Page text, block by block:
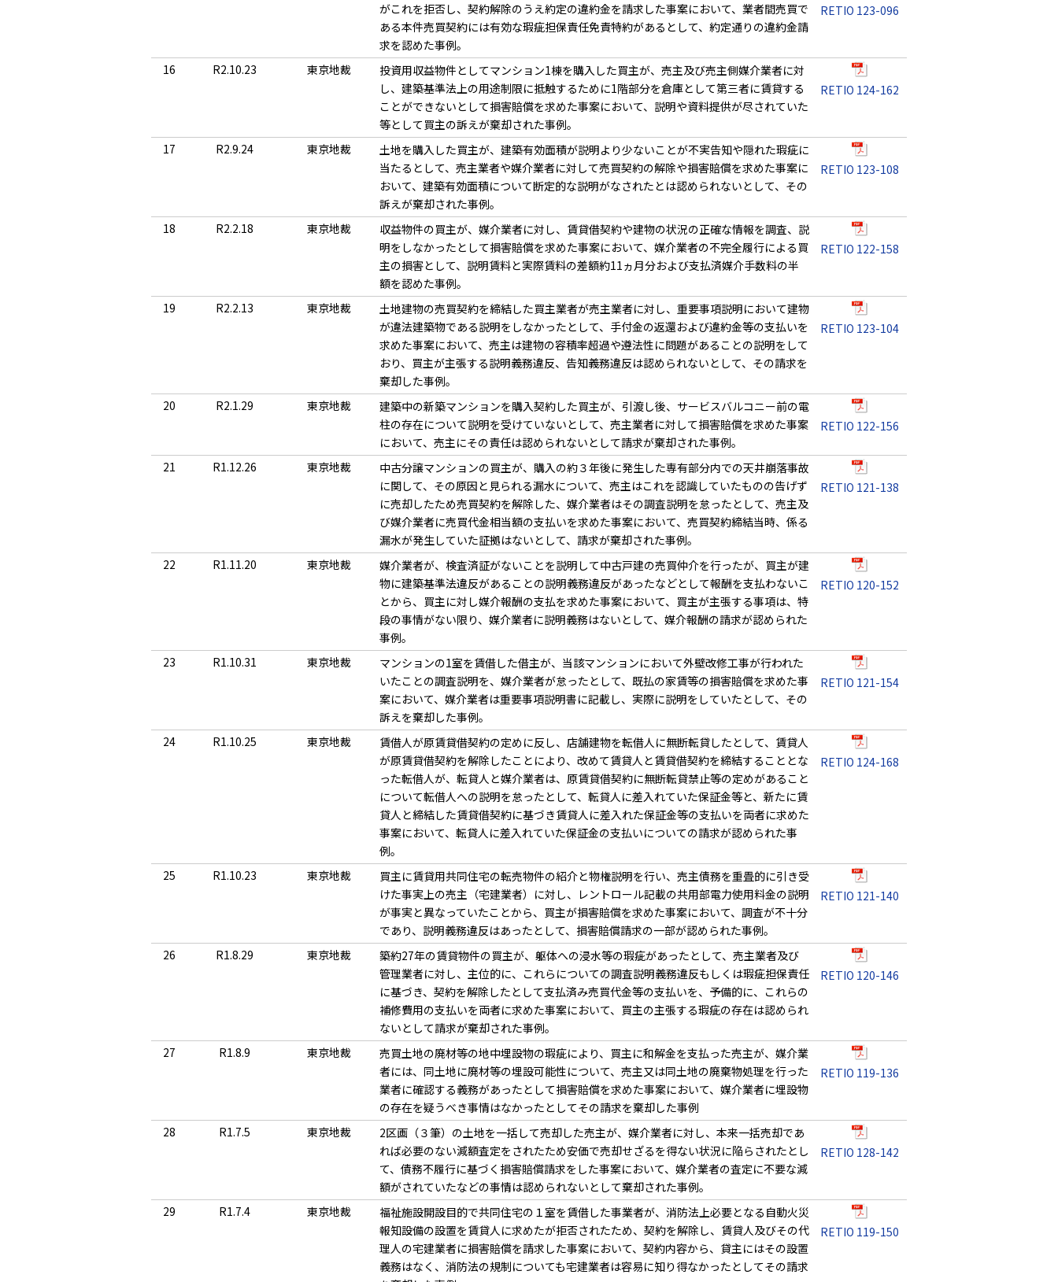
がこれを拒否し、契約解除のうえ約定の違約金を請求した事案において、業者間売買で
ある本件売買契約には有効な瑕疵担保責任免責特約があるとして、約定通りの違約金請
求を認めた事例。
RETIO 123-096
16 R2.10.23 東京地裁
投資用収益物件としてマンション1棟を購入した買主が、売主及び売主側媒介業者に対
し、建築基準法上の用途制限に抵触するために1階部分を倉庫として第三者に賃貸する
ことができないとして損害賠償を求めた事案において、説明や資料提供が尽されていた
等として買主の訴えが棄却された事例。
RETIO 124-162
17 R2.9.24 東京地裁
土地を購入した買主が、建築有効面積が説明より少ないことが不実告知や隠れた瑕疵に
当たるとして、売主業者や媒介業者に対して売買契約の解除や損害賠償を求めた事案に
おいて、建築有効面積について断定的な説明がなされたとは認められないとして、その
訴えが棄却された事例。
RETIO 123-108
18 R2.2.18 東京地裁
収益物件の買主が、媒介業者に対し、賃貸借契約や建物の状況の正確な情報を調査、説
明をしなかったとして損害賠償を求めた事案において、媒介業者の不完全履行による買
主の損害として、説明賃料と実際賃料の差額約11ヵ月分および支払済媒介手数料の半
額を認めた事例。
RETIO 122-158
19 R2.2.13 東京地裁
土地建物の売買契約を締結した買主業者が売主業者に対し、重要事項説明において建物
が違法建築物である説明をしなかったとして、手付金の返還および違約金等の支払いを
求めた事案において、売主は建物の容積率超過や遵法性に問題があることの説明をして
おり、買主が主張する説明義務違反、告知義務違反は認められないとして、その請求を
棄却した事例。
RETIO 123-104
20 R2.1.29 東京地裁
建築中の新築マンションを購入契約した買主が、引渡し後、サービスバルコニー前の電
柱の存在について説明を受けていないとして、売主業者に対して損害賠償を求めた事案
において、売主にその責任は認められないとして請求が棄却された事例。
RETIO 122-156
21 R1.12.26 東京地裁
中古分譲マンションの買主が、購入の約３年後に発生した専有部分内での天井崩落事故
に関して、その原因と見られる漏水について、売主はこれを認識していたものの告げず
に売却したため売買契約を解除した、媒介業者はその調査説明を怠ったとして、売主及
び媒介業者に売買代金相当額の支払いを求めた事案において、売買契約締結当時、係る
漏水が発生していた証拠はないとして、請求が棄却された事例。
RETIO 121-138
22 R1.11.20 東京地裁
媒介業者が、検査済証がないことを説明して中古戸建の売買仲介を行ったが、買主が建
物に建築基準法違反があることの説明義務違反があったなどとして報酬を支払わないこ
とから、買主に対し媒介報酬の支払を求めた事案において、買主が主張する事項は、特
段の事情がない限り、媒介業者に説明義務はないとして、媒介報酬の請求が認められた
事例。
RETIO 120-152
23 R1.10.31 東京地裁
マンションの1室を賃借した借主が、当該マンションにおいて外壁改修工事が行われた
いたことの調査説明を、媒介業者が怠ったとして、既払の家賃等の損害賠償を求めた事
案において、媒介業者は重要事項説明書に記載し、実際に説明をしていたとして、その
訴えを棄却した事例。
RETIO 121-154
24 R1.10.25 東京地裁
賃借人が原賃貸借契約の定めに反し、店舗建物を転借人に無断転貸したとして、賃貸人
が原賃貸借契約を解除したことにより、改めて賃貸人と賃貸借契約を締結することとな
った転借人が、転貸人と媒介業者は、原賃貸借契約に無断転貸禁止等の定めがあること
について転借人への説明を怠ったとして、転貸人に差入れていた保証金等と、新たに賃
貸人と締結した賃貸借契約に基づき賃貸人に差入れた保証金等の支払いを両者に求めた
事案において、転貸人に差入れていた保証金の支払いについての請求が認められた事
例。
RETIO 124-168
25 R1.10.23 東京地裁
買主に賃貸用共同住宅の転売物件の紹介と物権説明を行い、売主債務を重畳的に引き受
けた事実上の売主（宅建業者）に対し、レントロール記載の共用部電力使用料金の説明
が事実と異なっていたことから、買主が損害賠償を求めた事案において、調査が不十分
であり、説明義務違反はあったとして、損害賠償請求の一部が認められた事例。
RETIO 121-140
26 R1.8.29 東京地裁
築約27年の賃貸物件の買主が、躯体への浸水等の瑕疵があったとして、売主業者及び
管理業者に対し、主位的に、これらについての調査説明義務違反もしくは瑕疵担保責任
に基づき、契約を解除したとして支払済み売買代金等の支払いを、予備的に、これらの
補修費用の支払いを両者に求めた事案において、買主の主張する瑕疵の存在は認められ
ないとして請求が棄却された事例。
RETIO 120-146
27 R1.8.9 東京地裁
売買土地の廃材等の地中埋設物の瑕疵により、買主に和解金を支払った売主が、媒介業
者には、同土地に廃材等の埋設可能性について、売主又は同土地の廃棄物処理を行った
業者に確認する義務があったとして損害賠償を求めた事案において、媒介業者に埋設物
の存在を疑うべき事情はなかったとしてその請求を棄却した事例
RETIO 119-136
28 R1.7.5 東京地裁
2区画（３筆）の土地を一括して売却した売主が、媒介業者に対し、本来一括売却であ
れば必要のない減額査定をされたため安価で売却せざるを得ない状況に陥らされたとし
て、債務不履行に基づく損害賠償請求をした事案において、媒介業者の査定に不要な減
額がされていたなどの事情は認められないとして棄却された事例。
RETIO 128-142
29 R1.7.4 東京地裁
福祉施設開設目的で共同住宅の１室を賃借した事業者が、消防法上必要となる自動火災
報知設備の設置を賃貸人に求めたが拒否されたため、契約を解除し、賃貸人及びその代
理人の宅建業者に損害賠償を請求した事案において、契約内容から、貸主にはその設置
義務はなく、消防法の規制についても宅建業者は容易に知り得なかったとしてその請求
RETIO 119-150